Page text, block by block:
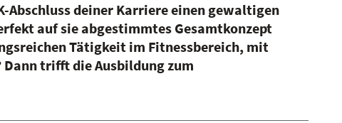
deiner Karriere einen gewaltigen
auf sie abgestimmtes Gesamtkonzept
Tätigkeit im Fitnessbereich, mit
trifft die Ausbildung zum